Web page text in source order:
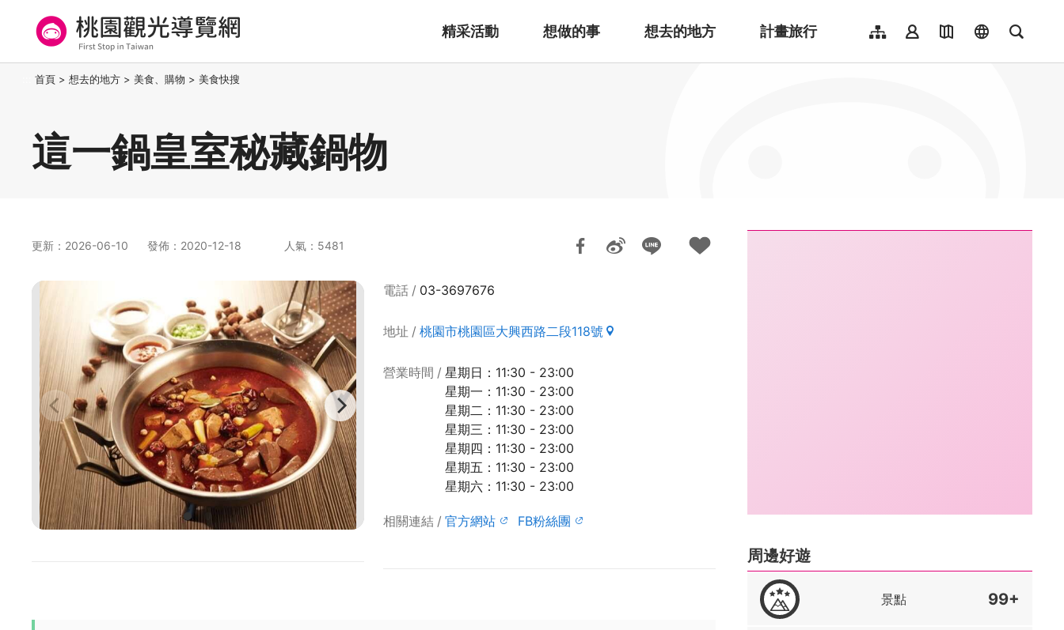
要
桃園觀光導覽網
精采活動 想做的事 想去的地方 計畫旅行
網站導覽會員登入地圖導覽language全文檢
首頁 > 想去的地方 > 美食、購物 > 美食快搜
這一鍋皇室秘藏鍋物
更新：2026-06-10 發佈：2020-12-18 人氣：5481
電話 03-3697676
地址 桃園市桃園區大興西路二段118號
營業時間
星期日：11:30 - 23:00
星期一：11:30 - 23:00
星期二：11:30 - 23:00
星期三：11:30 - 23:00
星期四：11:30 - 23:00
星期五：11:30 - 23:00
星期六：11:30 - 23:00
相關連結 官方網站 FB粉絲團
:::
周邊好遊
景點 99+